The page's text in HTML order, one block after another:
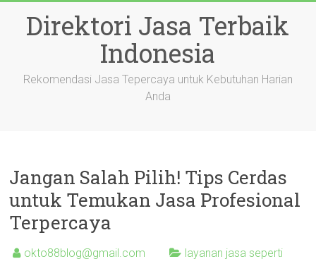
contentDirektori Jasa Terbaik
Indonesia
Rekomendasi Jasa Tepercaya untuk Kebutuhan Harian
Anda
Jangan Salah Pilih! Tips Cerdas
untuk Temukan Jasa Profesional
Terpercaya
okto88blog@gmail.com layanan jasa seperti